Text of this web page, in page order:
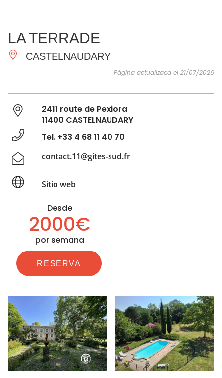
IMPRESCINDIBLES
HACER
LA TERRADE
CASTELNAUDARY
Página actualizada el 21/07/2026
2411 route de Pexiora
11400 CASTELNAUDARY
Tel. +33 4 68 11 40 70
contact.11@gites-sud.fr
Sitio web
Desde
2000€
por semana
RESERVA